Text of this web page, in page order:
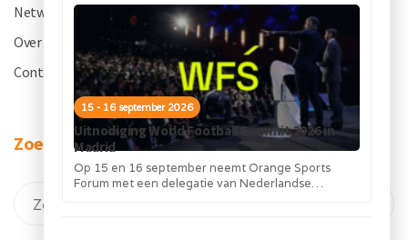
15 - 16 september 2026
Uitnodiging World Football Summit 2026 in
Madrid
Op 15 en 16 september neemt Orange Sports
Forum met een delegatie van Nederlandse
Netwerk
Over OSF
Contact
Zoeken